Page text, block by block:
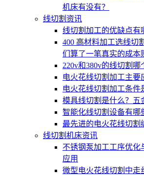
机床有没有？
线切割资讯
线切割加工的优缺点有
400 高材料加工选线切
们算了一笔真实的成本
220v和380v的线切割哪
电火花线切割加工主要
电火花线切割加工条件
模具线切割是什么？五
智能化线切割设备有哪
最先进的电火花线切割
线切割机床资讯
不锈钢泵加工工序优化
应用
微型电火花线切割中走